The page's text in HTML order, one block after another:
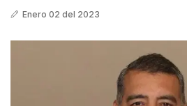
Enero 02 del 2023